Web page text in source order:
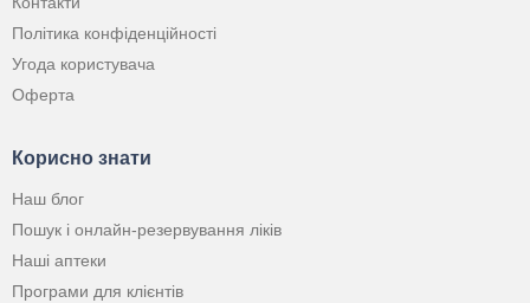
Політика конфіденційності
Угода користувача
Оферта
Корисно знати
Наш блог
Пошук і онлайн-резервування ліків
Наші аптеки
Програми для клієнтів